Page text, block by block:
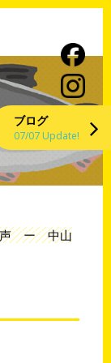
ー中山
ブログ
07/07 Update!